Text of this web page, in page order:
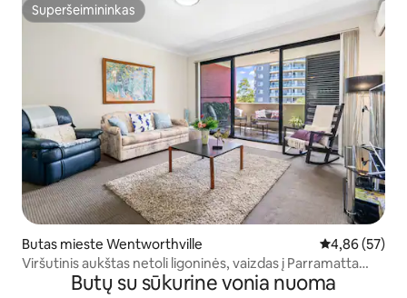
Superšeimininkas
Superšeimininkas
Butas mieste Wentworthville Vidutinis
4,86 (57)
Viršutinis aukštas netoli ligoninės, vaizdas į Parramatta
Butų su sūkurine vonia nuoma